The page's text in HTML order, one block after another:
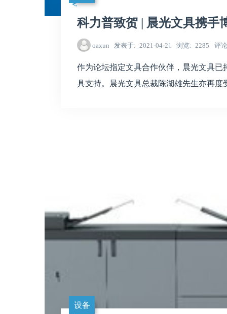
科力普致贺 | 晨光文具携手
oaxun 发表于 2021-04-21 浏览 2285 评论
作为论坛指定文具合作伙伴，晨光文具
具支持。晨光文具总裁陈湖雄先生亦再度
设备